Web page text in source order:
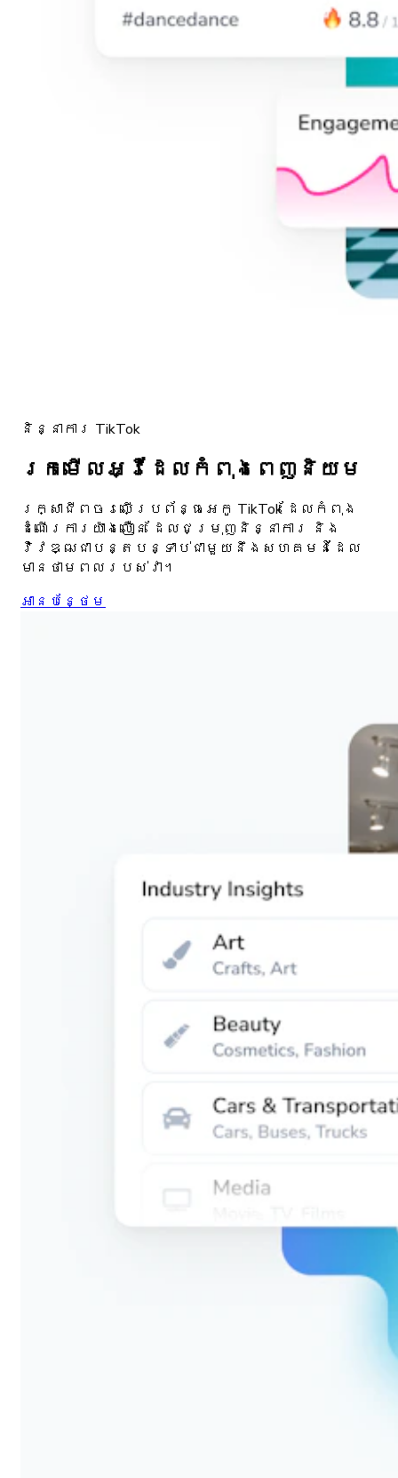
និន្នាការ TikTok
រកមើលអ្វីដែលកំពុងពេញនិយម
រក្សាជីពចរលើប្រព័ន្ធអេកូ TikTok ដែលកំពុង
ដំណើរការយ៉ាងលឿន ដែលជម្រុញនិន្នាការ និង
វិវឌ្ឍជាបន្តបន្ទាប់ជាមួយនឹងសហគមន៍ដែល
មានថាមពលរបស់វា។
អាន​បន្ថែម